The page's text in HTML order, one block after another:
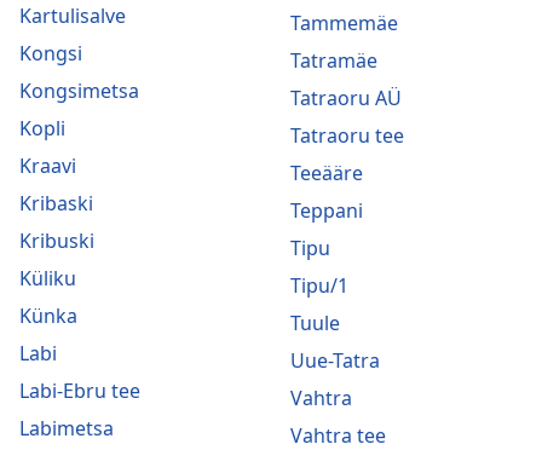
Kartulisalve
Kongsi
Kongsimetsa
Kopli
Kraavi
Kribaski
Kribuski
Küliku
Künka
Labi
Labi-Ebru tee
Labimetsa
Tammemäe
Tatramäe
Tatraoru AÜ
Tatraoru tee
Teeääre
Teppani
Tipu
Tipu/1
Tuule
Uue-Tatra
Vahtra
Vahtra tee